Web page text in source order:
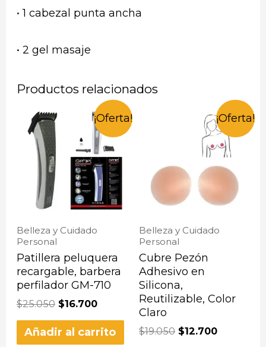
• 1 cabezal punta ancha
• 2 gel masaje
Productos relacionados
¡Oferta!
Belleza y Cuidado
Personal
Patillera peluquera
recargable, barbera
perfilador GM-710
$25.050 $16.700
Añadir al carrito
¡Oferta!
Belleza y Cuidado
Personal
Cubre Pezón
Adhesivo en
Silicona,
Reutilizable, Color
Claro
$19.050 $12.700